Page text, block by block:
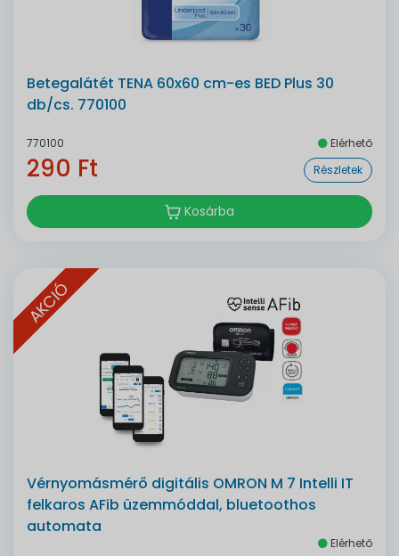
Betegalátét TENA 60x60 cm-es BED Plus 30
db/cs. 770100
770100 Elérhető
290 Ft Részletek
Kosárba
AKCIÓ
Vérnyomásmérő digitális OMRON M 7 Intelli IT
felkaros AFib üzemmóddal, bluetoothos
automata
Elérhető